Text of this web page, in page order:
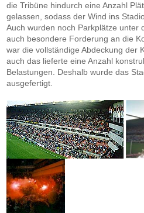
die Tribüne hindurch eine Anzahl
gelassen, sodass der Wind ins
Auch wurden noch Parkplätze unter
auch besondere Forderung an die
war die vollständige Abdeckung der
auch das lieferte eine Anzahl
Belastungen. Deshalb wurde das
ausgefertigt.